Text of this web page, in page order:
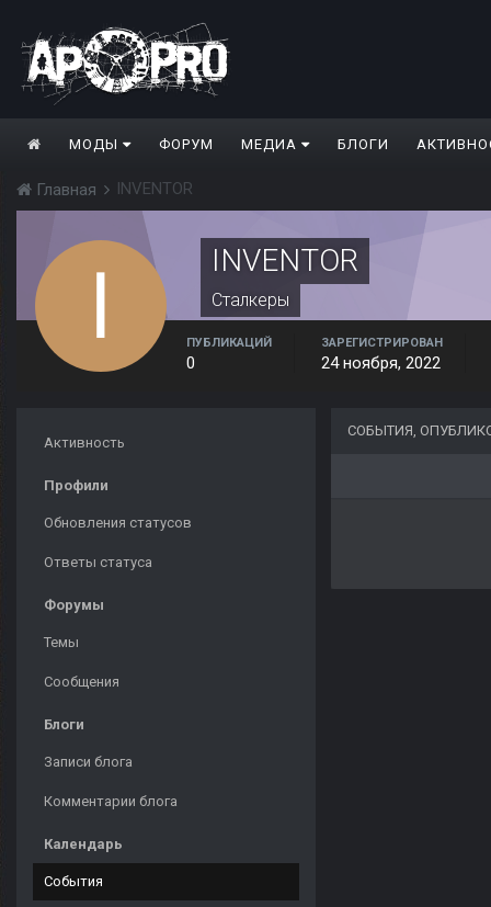
МОДЫ ФОРУМ МЕДИА БЛОГИ
Главная INVENTOR
INVENTOR
Сталкеры
ПУБЛИКАЦИЙ
0
ЗАРЕГИСТРИРОВАН
24 ноября, 2022
Активность
Профили
Обновления статусов
Ответы статуса
Форумы
Темы
Сообщения
Блоги
Записи блога
Комментарии блога
Календарь
События
СОБЫТИЯ,